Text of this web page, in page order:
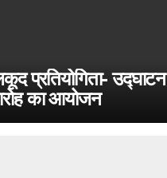
प्रतियोगिता- उद्घाटन
का आयोजन